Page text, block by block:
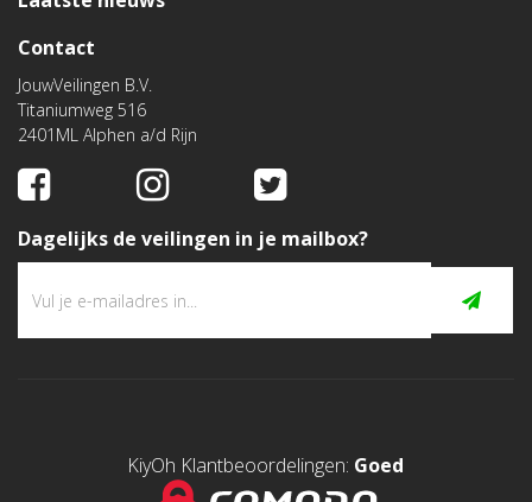
Contact
JouwVeilingen B.V.
Titaniumweg 516
2401ML Alphen a/d Rijn
Dagelijks de veilingen in je mailbox?
KiyOh Klantbeoordelingen: Goed